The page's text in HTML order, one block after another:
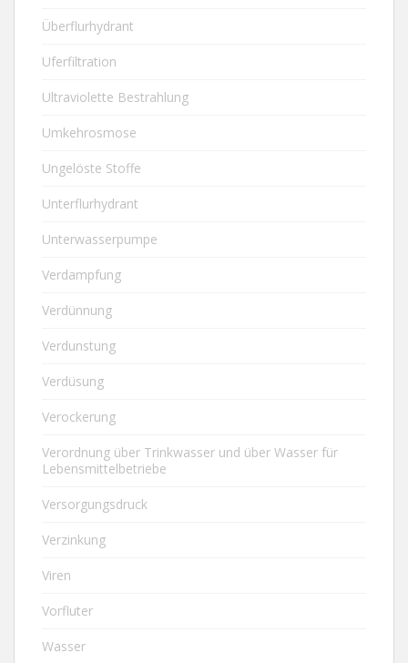
Überflurhydrant
Uferfiltration
Ultraviolette Bestrahlung
Umkehrosmose
Ungelöste Stoffe
Unterflurhydrant
Unterwasserpumpe
Verdampfung
Verdünnung
Verdunstung
Verdüsung
Verockerung
Verordnung über Trinkwasser und über Wasser für
Lebensmittelbetriebe
Versorgungsdruck
Verzinkung
Viren
Vorfluter
Wasser